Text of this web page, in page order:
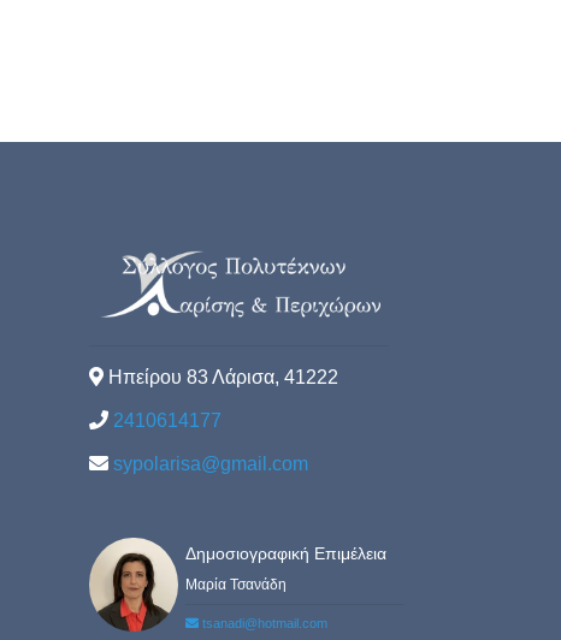
Ηπείρου 83 Λάρισα, 41222
2410614177
sypolarisa@gmail.com
Δημοσιογραφική Επιμέλεια
Μαρία Τσανάδη
tsanadi@hotmail.com